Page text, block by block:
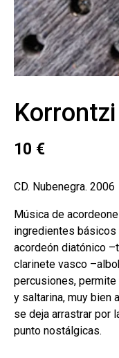
Korrontzi
10 €
CD. Nubenegra. 2006
Música de
ingredientes básicos
acordeón diatónico
clarinete vasco
percusiones, permite
y saltarina, muy bien
se deja arrastrar por
punto nostálgicas.